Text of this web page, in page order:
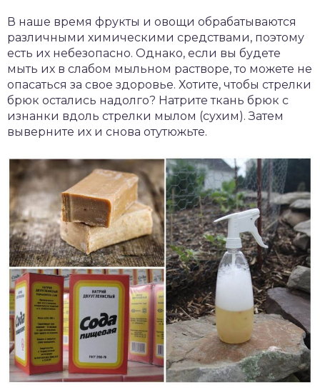
В наше время фрукты и овощи обрабатываются
различными химическими средствами, поэтому
есть их небезопасно. Однако, если вы будете
мыть их в слабом мыльном растворе, то можете не
опасаться за свое здоровье. Хотите, чтобы стрелки
брюк остались надолго? Натрите ткань брюк с
изнанки вдоль стрелки мылом (сухим). Затем
выверните их и снова отутюжьте.